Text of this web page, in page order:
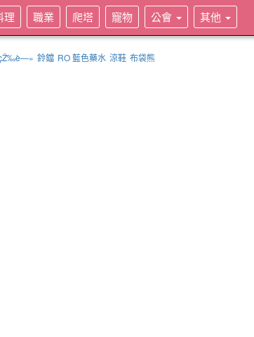
理 職業 爬塔 寵物 公會 其他
鈴鐺 RO 藍色藥水 涼鞋 布袋熊